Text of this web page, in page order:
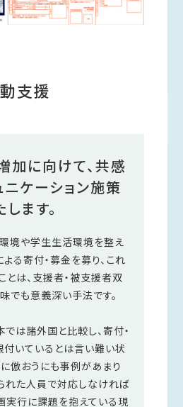
支援
加に向けて、共感
ニケーション施策
ます。
境や学生生活環境を整え
る寄付・募金を募り、これ
とは、支援者・被支援者双
でも意義深い手法です。
では諸外国と比較し、寄付・
いているとは言い難い状
に倣おうにも事例があまり
れた人員で対応しなければ
実行に課題を抱えている現